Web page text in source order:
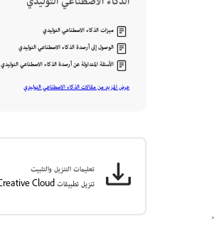
ميزات الذكاء الاصطناعي التوليدي
الوصول إلى أرصدة الذكاء الاصطناعي التوليدي
الأسئلة المتداولة عن أرصدة الذكاء الاصطناعي التوليدي
عرض المزيد من مقالات الذكاء الاصطناعي التوليدي
تعليمات التنزيل والتثبيت
تنزيل تطبيقات Creative Cloud وإدارتها.